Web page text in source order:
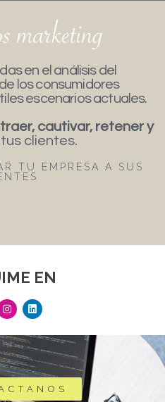
en el análisis del
los consumidores
escenarios actuales.
cautivar, retener y
clientes.
TU EMPRESA A SUS
EN